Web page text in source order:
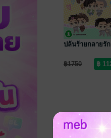
ปล้นร้ายกลายรัก
฿1750